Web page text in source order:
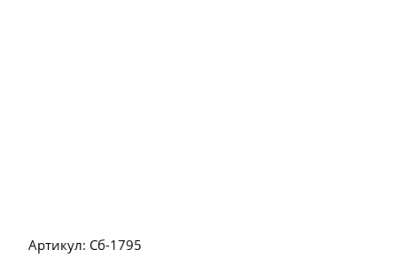
Артикул: Сб-1795